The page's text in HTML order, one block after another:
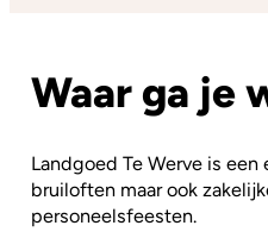
Waar ga je
Landgoed Te Werve is
bruiloften maar ook
personeelsfeesten.